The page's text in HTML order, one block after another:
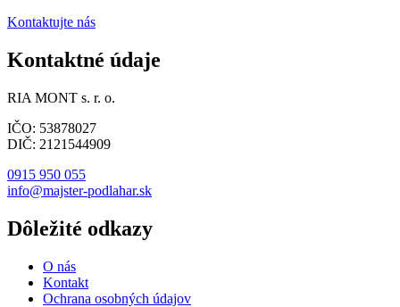
Kontaktujte nás
Kontaktné údaje
RIA MONT s. r. o.
IČO: 53878027
DIČ: 2121544909
0915 950 055
info@majster-podlahar.sk
Dôležité odkazy
O nás
Kontakt
Ochrana osobných údajov